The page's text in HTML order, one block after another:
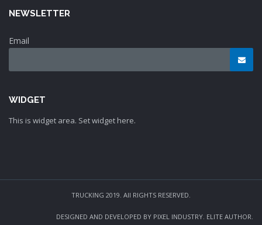
NEWSLETTER
Email
WIDGET
This is widget area. Set widget here.
TRUCKING 2019. All RIGHTS RESERVED.
DESIGNED AND DEVELOPED BY PIXEL INDUSTRY. ELITE AUTHOR.